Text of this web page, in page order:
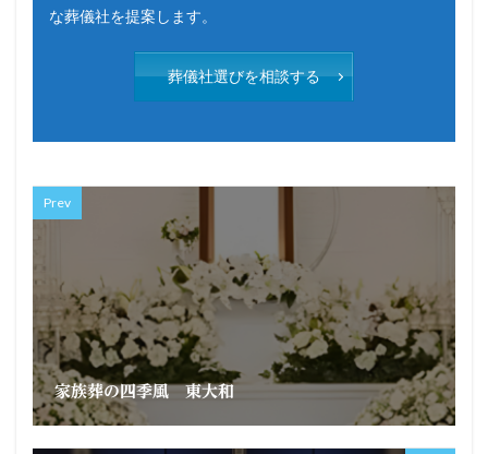
な葬儀社を提案します。
葬儀社選びを相談する
Prev
家族葬の四季風 東大和